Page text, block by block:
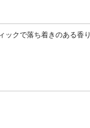
ックで落ち着きのある香り